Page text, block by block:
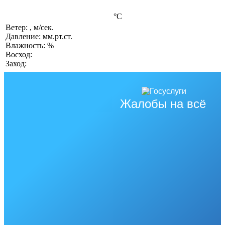
°C
Ветер: , м/сек.
Давление: мм.рт.ст.
Влажность: %
Восход:
Заход:
Жалобы на всё